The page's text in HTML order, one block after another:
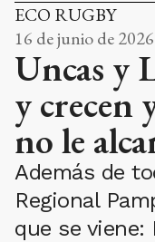
ECO RUGBY
16 de junio de
Uncas y
y crecen
no le
Además de
Regional
que se viene: